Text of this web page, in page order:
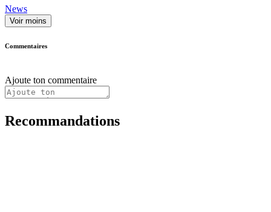
News
Voir moins
Commentaires
Ajoute ton commentaire
Recommandations